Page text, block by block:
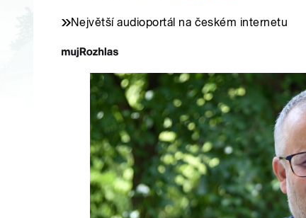
Největší audioportál na českém internetu